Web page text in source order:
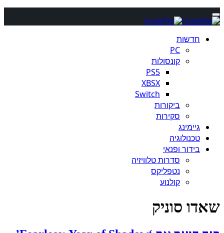
חדשות
PC
קונסולות
PS5
XBSX
Switch
ביקורות
סקירות
גיימינג
טכנולוגיה
בידור ופנאי
סדרות טלוויזיה
נטפליקס
קולנוע
שאדו סוניק